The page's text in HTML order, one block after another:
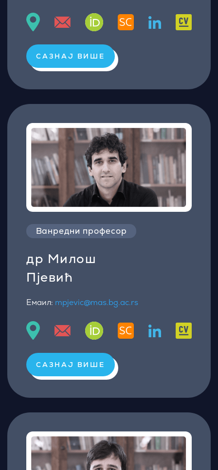
САЗНАЈ ВИШЕ
Ванредни професор
др Милош
Пјевић
Емаил: mpjevic@mas.bg.ac.rs
САЗНАЈ ВИШЕ